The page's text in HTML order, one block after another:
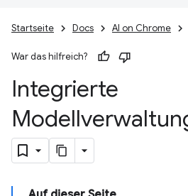
Startseite Docs AI on Chrome
War das hilfreich?
Integrierte